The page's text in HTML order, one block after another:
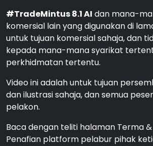
#TradeMintus 8.1 AI dan mana-
komersial lain yang digunakan di
untuk tujuan komersial sahaja, dan
kepada mana-mana syarikat
perkhidmatan tertentu.
Video ini adalah untuk tujuan
dan ilustrasi sahaja, dan semua
pelakon.
Baca dengan teliti halaman Terma
Penafian platform pelabur pihak